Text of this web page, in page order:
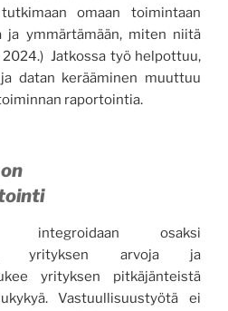
omaan toimintaan
ja ymmärtämään, miten niitä
2024.) Jatkossa työ helpottuu,
datan kerääminen muuttuu
raportointia.
integroidaan osaksi
yrityksen arvoja ja
yrityksen pitkäjänteistä
Vastuullisuustyötä ei